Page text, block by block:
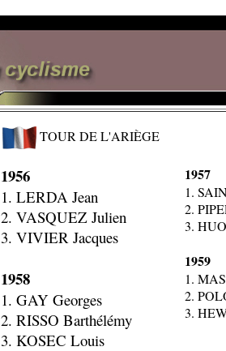
TOUR DE L'ARIÈGE
1956
1. LERDA Jean
2. VASQUEZ Julien
3. VIVIER Jacques
1958
1. GAY Georges
2. RISSO Barthélémy
3. KOSEC Louis
1957
1.
2.
3.
1959
1.
2.
3.